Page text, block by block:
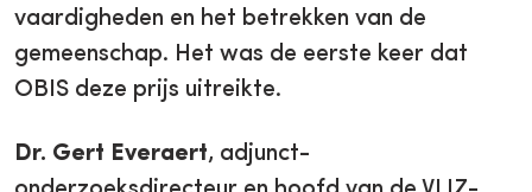
vaardigheden en het betrekken van de
gemeenschap. Het was de eerste keer dat
OBIS deze prijs uitreikte.
Dr. Gert Everaert, adjunct-